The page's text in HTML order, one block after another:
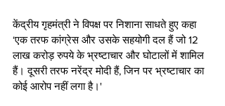
केंद्रीय गृहमंत्री ने विपक्ष पर निशाना साधते हुए कहा
‘एक तरफ कांग्रेस और उसके सहयोगी दल हैं जो 12
लाख करोड़ रुपये के भ्रष्टाचार और घोटालों में शामिल
हैं। दूसरी तरफ नरेंद्र मोदी हैं, जिन पर भ्रष्टाचार का
कोई आरोप नहीं लगा है।'